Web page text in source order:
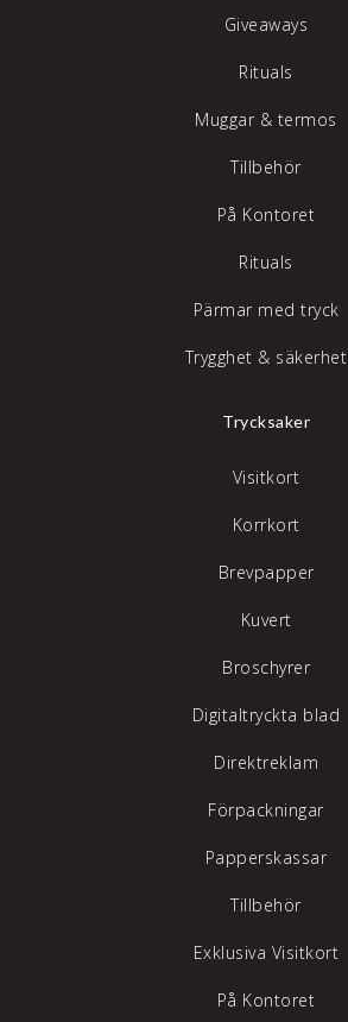
Giveaways
Rituals
Muggar & termos
Tillbehör
På Kontoret
Rituals
Pärmar med tryck
Trygghet & säkerhet
Trycksaker
Visitkort
Korrkort
Brevpapper
Kuvert
Broschyrer
Digitaltryckta blad
Direktreklam
Förpackningar
Papperskassar
Tillbehör
Exklusiva Visitkort
På Kontoret